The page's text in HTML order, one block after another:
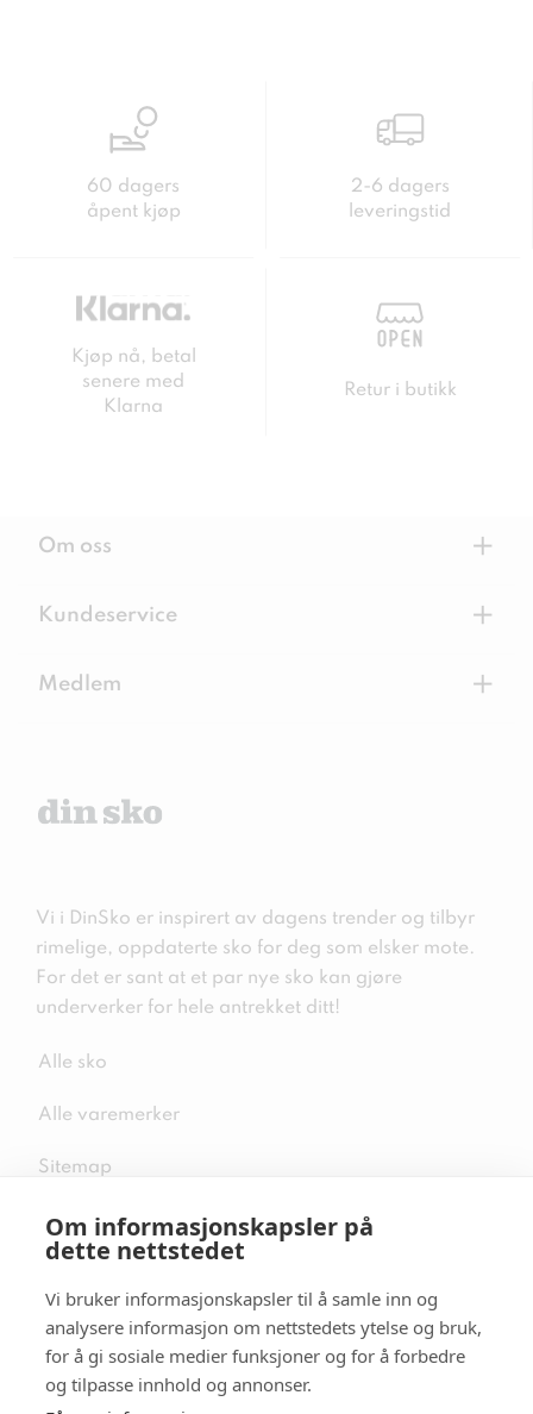
Om informasjonskapsler på
dette nettstedet
Vi bruker informasjonskapsler til å samle inn og
analysere informasjon om nettstedets ytelse og bruk,
for å gi sosiale medier funksjoner og for å forbedre
og tilpasse innhold og annonser.
60 dagers
åpent kjøp
2-6 dagers
leveringstid
Kjøp nå, betal
senere med
Klarna
Retur i butikk
Om oss +
Kundeservice +
Medlem +
Vi i DinSko er inspirert av dagens trender og tilbyr
rimelige, oppdaterte sko for deg som elsker mote.
For det er sant at et par nye sko kan gjøre
underverker for hele antrekket ditt!
Alle sko
Alle varemerker
Sitemap
Følg oss i sosiale medier